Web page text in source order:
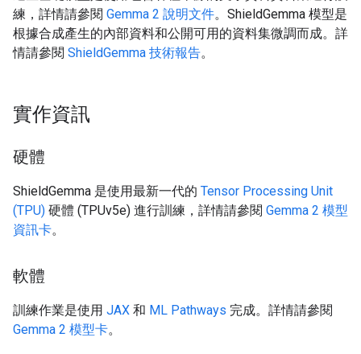
練，詳情請參閱 Gemma 2 說明文件。ShieldGemma 模型是
根據合成產生的內部資料和公開可用的資料集微調而成。詳
情請參閱 ShieldGemma 技術報告。
實作資訊
硬體
ShieldGemma 是使用最新一代的 Tensor Processing Unit
(TPU) 硬體 (TPUv5e) 進行訓練，詳情請參閱 Gemma 2 模型
資訊卡。
軟體
訓練作業是使用 JAX 和 ML Pathways 完成。詳情請參閱
Gemma 2 模型卡。